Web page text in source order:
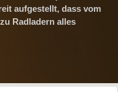
aufgestellt, dass vom
Radladern alles